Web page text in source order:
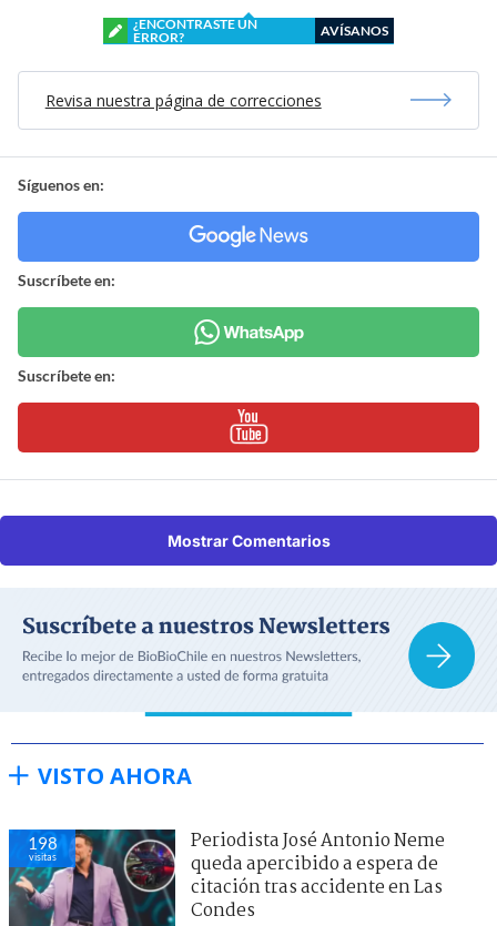
¿ENCONTRASTE UN
ERROR?
AVÍSANOS
Revisa nuestra página de correcciones
Síguenos en:
Suscríbete en:
Suscríbete en:
Mostrar Comentarios
VISTO AHORA
198
visitas
Periodista José Antonio Neme
queda apercibido a espera de
citación tras accidente en Las
Condes